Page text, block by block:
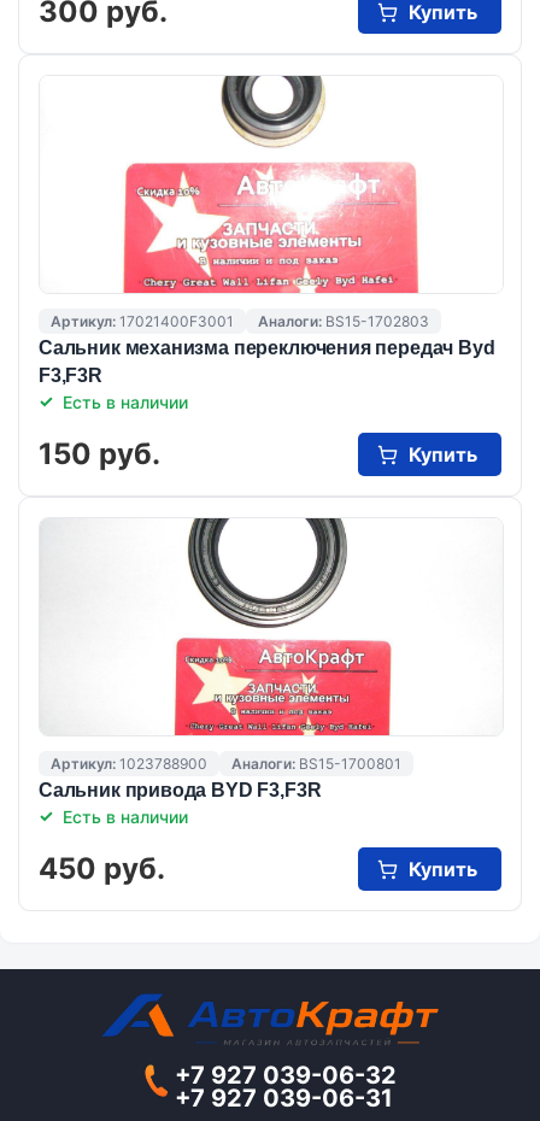
300 руб. Купить
Артикул: 17021400F3001 Аналоги: BS15-1702803
Сальник механизма переключения передач Byd
F3,F3R
Есть в наличии
150 руб. Купить
Артикул: 1023788900 Аналоги: BS15-1700801
Сальник привода BYD F3,F3R
Есть в наличии
450 руб. Купить
+7 927 039-06-32
+7 927 039-06-31